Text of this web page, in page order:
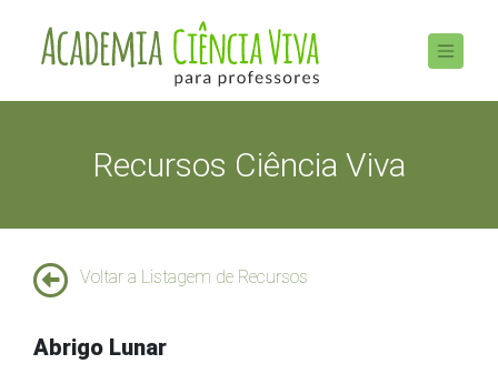
Recursos Ciência Viva
Voltar a Listagem de Recursos
Abrigo Lunar